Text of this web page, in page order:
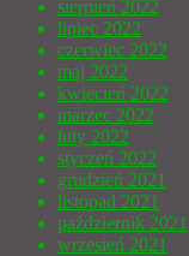
sierpień 2022
lipiec 2022
czerwiec 2022
maj 2022
kwiecień 2022
marzec 2022
luty 2022
styczeń 2022
grudzień 2021
listopad 2021
październik 2021
wrzesień 2021